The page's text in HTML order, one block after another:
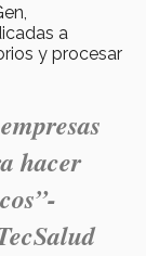
a
y procesar
hacer